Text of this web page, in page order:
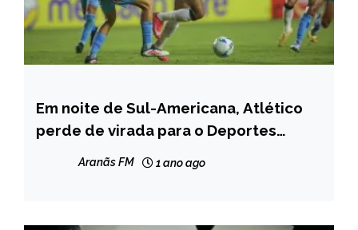
ESPORTES
NOTÍCIAS
Em noite de Sul-Americana, Atlético
perde de virada para o Deportes
Aranãs FM 1 ano ago